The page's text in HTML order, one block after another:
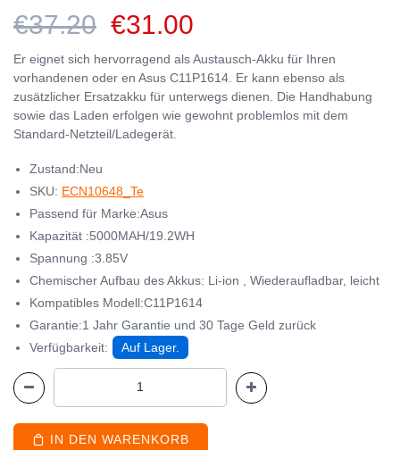
€37.20 €31.00
Er eignet sich hervorragend als Austausch-Akku für Ihren
vorhandenen oder en Asus C11P1614. Er kann ebenso als
zusätzlicher Ersatzakku für unterwegs dienen. Die Handhabung
sowie das Laden erfolgen wie gewohnt problemlos mit dem
Standard-Netzteil/Ladegerät.
Zustand:Neu
SKU: ECN10648_Te
Passend für Marke:Asus
Kapazität :5000MAH/19.2WH
Spannung :3.85V
Chemischer Aufbau des Akkus: Li-ion , Wiederaufladbar, leicht
Kompatibles Modell:C11P1614
Garantie:1 Jahr Garantie und 30 Tage Geld zurück
Verfügbarkeit:
Auf Lager.
IN DEN WARENKORB